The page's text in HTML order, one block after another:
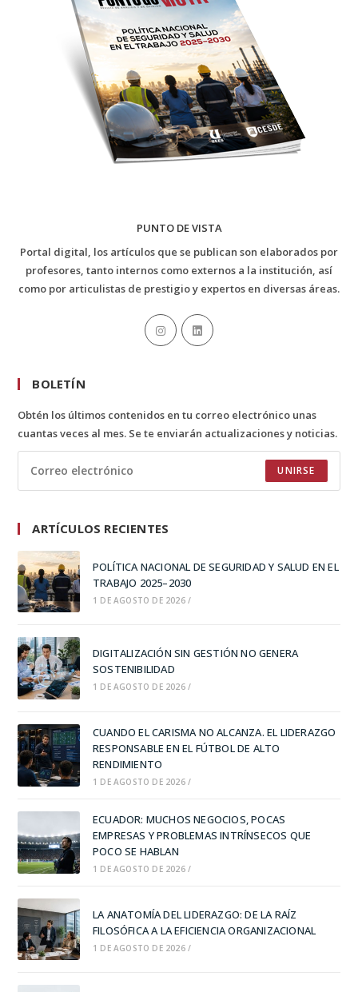
PUNTO DE VISTA
Portal digital, los artículos que se publican son elaborados por
profesores, tanto internos como externos a la institución, así
como por articulistas de prestigio y expertos en diversas áreas.
BOLETÍN
Obtén los últimos contenidos en tu correo electrónico unas
cuantas veces al mes. Se te enviarán actualizaciones y noticias.
UNIRSE
ARTÍCULOS RECIENTES
POLÍTICA NACIONAL DE SEGURIDAD Y SALUD EN EL
TRABAJO 2025–2030
1 DE AGOSTO DE 2026 /
DIGITALIZACIÓN SIN GESTIÓN NO GENERA
SOSTENIBILIDAD
1 DE AGOSTO DE 2026 /
CUANDO EL CARISMA NO ALCANZA. EL LIDERAZGO
RESPONSABLE EN EL FÚTBOL DE ALTO
RENDIMIENTO
1 DE AGOSTO DE 2026 /
ECUADOR: MUCHOS NEGOCIOS, POCAS
EMPRESAS Y PROBLEMAS INTRÍNSECOS QUE
POCO SE HABLAN
1 DE AGOSTO DE 2026 /
LA ANATOMÍA DEL LIDERAZGO: DE LA RAÍZ
FILOSÓFICA A LA EFICIENCIA ORGANIZACIONAL
1 DE AGOSTO DE 2026 /